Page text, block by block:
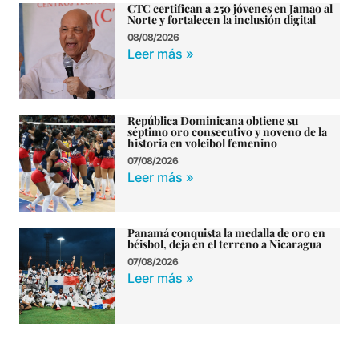
CTC certifican a 250 jóvenes en Jamao al
Norte y fortalecen la inclusión digital
08/08/2026
Leer más »
República Dominicana obtiene su
séptimo oro consecutivo y noveno de la
historia en voleibol femenino
07/08/2026
Leer más »
Panamá conquista la medalla de oro en
béisbol, deja en el terreno a Nicaragua
07/08/2026
Leer más »